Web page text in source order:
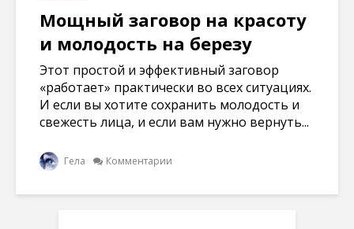
Мощный заговор на красоту
и молодость на березу
Этот простой и эффективный заговор
«работает» практически во всех ситуациях.
И если вы хотите сохранить молодость и
свежесть лица, и если вам нужно вернуть...
Гела Комментарии